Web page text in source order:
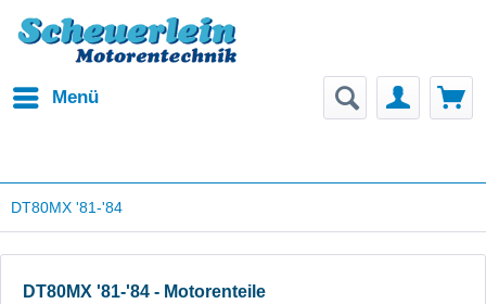
Menü
DT80MX '81-'84
DT80MX '81-'84 - Motorenteile